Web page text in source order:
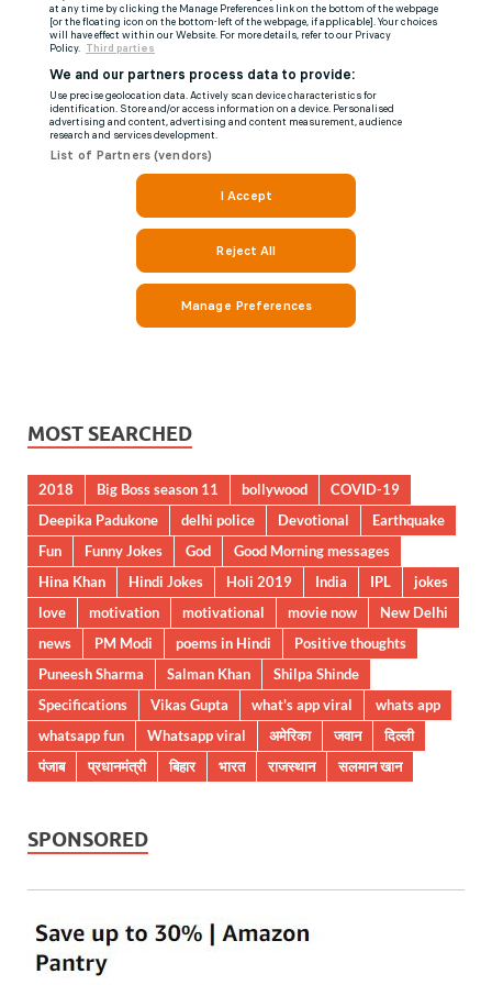
MOST SEARCHED
2018 Big Boss season 11 bollywood
COVID-19
Deepika Padukone
delhi police Devotional
Earthquake
Fun
Funny Jokes God
Good Morning messages
Hina Khan
Hindi Jokes Holi 2019 India IPL
jokes
love
motivation motivational movie now
New Delhi
news
PM Modi poems in Hindi
Positive thoughts
Puneesh Sharma
Salman Khan
Shilpa Shinde
Specifications
Vikas Gupta what's app viral
whats app
whatsapp fun
Whatsapp viral अमेरिका जवान
दिल्ली
पंजाब
प्रधानमंत्री बिहार भारत राजस्थान सलमान खान
SPONSORED